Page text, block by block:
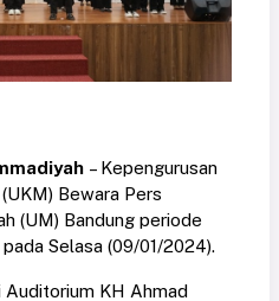
– Kepengurusan
Bewara Pers
(UM) Bandung periode
Selasa (09/01/2024).
Auditorium KH Ahmad